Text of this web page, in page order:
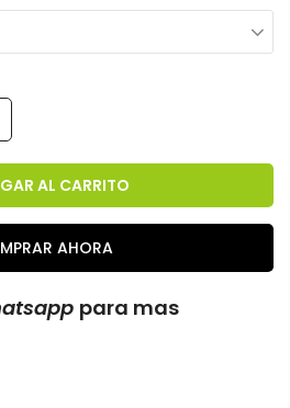
AL CARRITO
AHORA
para mas